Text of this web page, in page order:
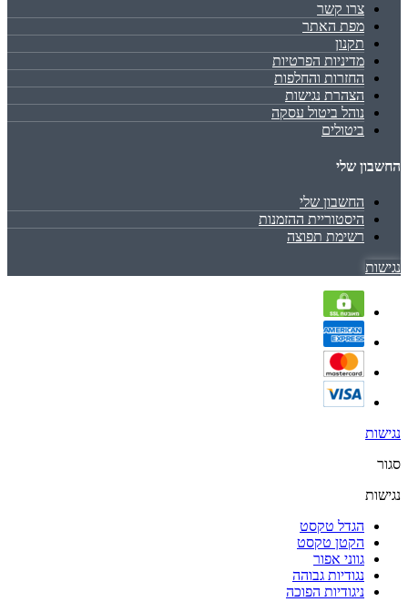
צרו קשר
מפת האתר
תקנון
מדיניות הפרטיות
החזרות והחלפות
הצהרת נגישות
נוהל ביטול עסקה
ביטולים
החשבון שלי
החשבון שלי
היסטוריית ההזמנות
רשימת תפוצה
נגישות
נגישות
סגור
נגישות
הגדל טקסט
הקטן טקסט
גווני אפור
נגודיות גבוהה
ניגודיות הפוכה